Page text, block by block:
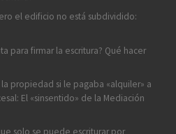
el edificio no está subdividido:
para firmar la escritura? Qué hacer
propiedad si le pagaba «alquiler» a
El «sinsentido» de la Mediación